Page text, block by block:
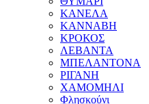
ΚΑΝΕΛΑ
ΚΑΝΝΑΒΗ
ΚΡΟΚΟΣ
ΛΕΒΑΝΤΑ
ΜΠΕΛΑΝΤΟΝΑ
ΡΙΓΑΝΗ
ΧΑΜΟΜΗΛΙ
Φλησκούνι